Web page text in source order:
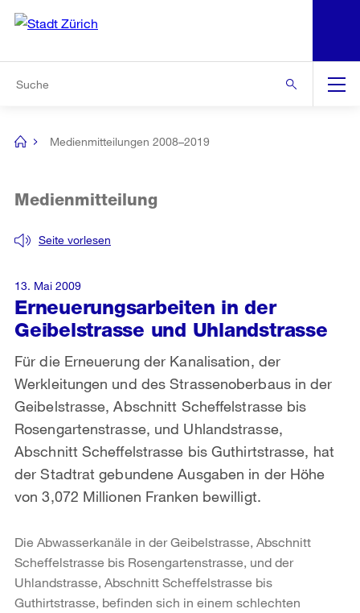
Navigation
[no
Medienmitteilungen 2008–2019
Erneuerungsarbeiten in der
Geibelstrasse und Uhlandstrasse
Seite vorlesen
Medienmitteilung
Für die Erneuerung der Kanalisation, der
Werkleitungen und des Strassenoberbaus in der
Geibelstrasse, Abschnitt Scheffelstrasse bis
Rosengartenstrasse, und Uhlandstrasse,
Abschnitt Scheffelstrasse bis Guthirtstrasse, hat
der Stadtrat gebundene Ausgaben in der Höhe
von 3,072 Millionen Franken bewilligt.
13. Mai 2009
Die Abwasserkanäle in der Geibelstrasse, Abschnitt
Scheffelstrasse bis Rosengartenstrasse, und der
Uhlandstrasse, Abschnitt Scheffelstrasse bis
Guthirtstrasse, befinden sich in einem schlechten